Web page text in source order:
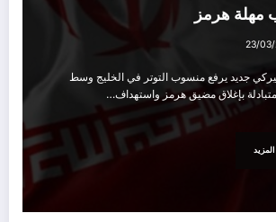
مهلة هرمز
23/
جديد يرفع منسوب التوتر في الخليج وسط
بإغلاق مضيق هرمز واستهداف…